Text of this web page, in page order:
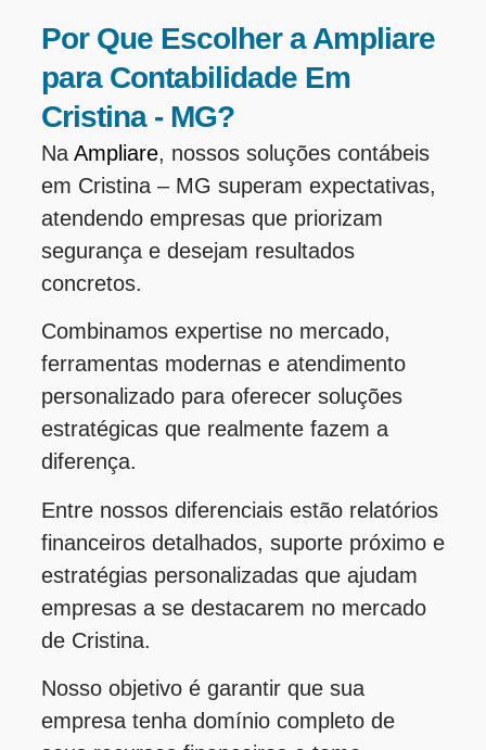
Por Que Escolher a Ampliare
para Contabilidade Em
Cristina - MG?
Na Ampliare, nossos soluções contábeis
em Cristina – MG superam expectativas,
atendendo empresas que priorizam
segurança e desejam resultados
concretos.
Combinamos expertise no mercado,
ferramentas modernas e atendimento
personalizado para oferecer soluções
estratégicas que realmente fazem a
diferença.
Entre nossos diferenciais estão relatórios
financeiros detalhados, suporte próximo e
estratégias personalizadas que ajudam
empresas a se destacarem no mercado
de Cristina.
Nosso objetivo é garantir que sua
empresa tenha domínio completo de